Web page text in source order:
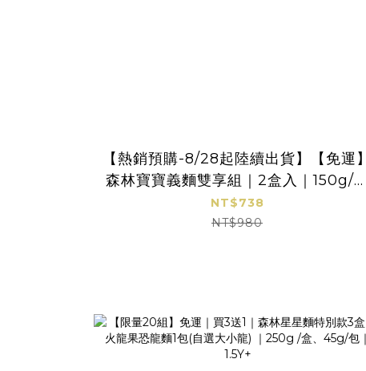
【熱銷預購-8/28起陸續出貨】【免運】
森林寶寶義麵雙享組｜2盒入｜150g/盒
｜任選 紅醬/白醬(120g) x 蔬果捲捲麵｜
1Y+｜低鈉無添加｜寶寶紅醬｜寶寶白醬
NT$738
NT$980